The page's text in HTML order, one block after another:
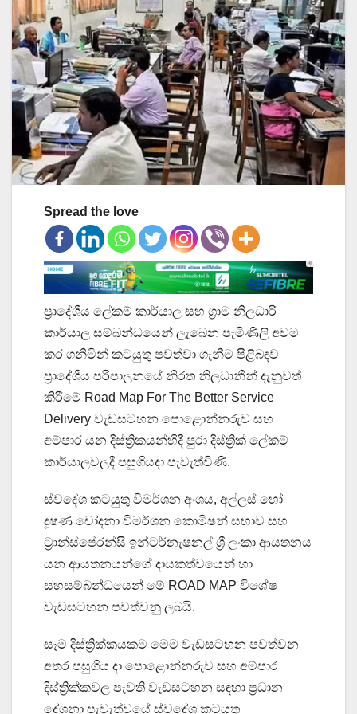
Spread the love
ප්‍රාදේශීය ලේකම් කාර්යාල සහ ග්‍රාම නිලධාරී
කාර්යාල සම්බන්ධයෙන් ලැබෙන පැමිණිලි අවම
කර ගනිමින් කටයුතු පවත්වා ගැනීම පිළිබඳව
ප්‍රාදේශීය පරිපාලනයේ නිරත නිලධානීන් දැනුවත්
කිරීමේ Road Map For The Better Service
Delivery වැඩසටහන පොළොන්නරුව සහ
අම්පාර යන දිස්ත්‍රිකයන්හිදී පුරා දිස්ත්‍රික් ලේකම්
කාර්යාලවලදී පසුගියදා පැවැත්විණි.
ස්වදේශ කටයුතු විමර්ශන අංශය, අල්ලස් හෝ
දූෂණ චෝදනා විමර්ශන කොමිෂන් සභාව සහ
ට්‍රාන්ස්පේරන්සි ඉන්ටර්නැෂනල් ශ්‍රී ලංකා ආයතනය
යන ආයතනයන්ගේ දායකත්වයෙන් හා
සහසම්බන්ධයෙන් මේ ROAD MAP විශේෂ
වැඩසටහන පවත්වනු ලබයි.
සෑම දිස්ත්‍රික්කයකම මෙම වැඩසටහන පවත්වන
අතර පසුගිය දා පොළොන්නරුව සහ අම්පාර
දිස්ත්‍රික්කවල පැවති වැඩසටහන සඳහා ප්‍රධාන
දේශනා පැවැත්වූයේ ස්වදේශ කටයුතු